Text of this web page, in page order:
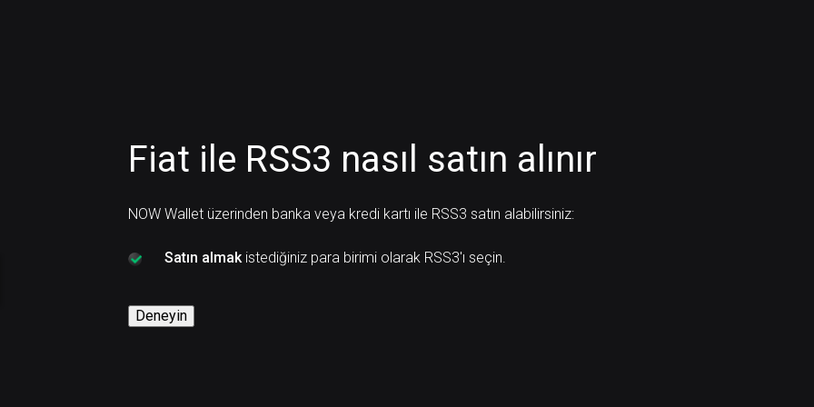
Fiat ile RSS3 nasıl satın alınır
NOW Wallet üzerinden banka veya kredi kartı ile RSS3 satın alabilirsiniz:
Satın almakistediğiniz para birimi olarak RSS3'ı seçin.
Deneyin